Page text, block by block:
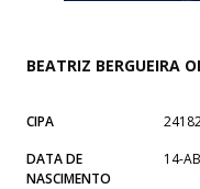
BEATRIZ BERGUEIRA
CIPA
DATA DE
NASCIMENTO
14-